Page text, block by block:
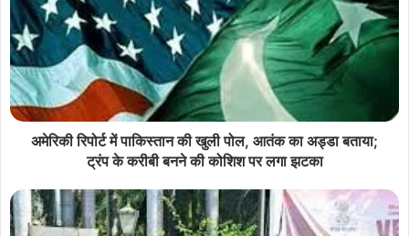
अमेरिकी रिपोर्ट में पाकिस्तान की खुली पोल, आतंक का अड्डा बताया;
ट्रंप के करीबी बनने की कोशिश पर लगा झटका